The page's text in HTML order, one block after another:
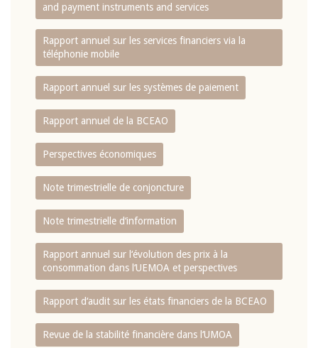
and payment instruments and services
Rapport annuel sur les services financiers via la
téléphonie mobile
Rapport annuel sur les systèmes de paiement
Rapport annuel de la BCEAO
Perspectives économiques
Note trimestrielle de conjoncture
Note trimestrielle d‘information
Rapport annuel sur l‘évolution des prix à la
consommation dans l‘UEMOA et perspectives
Rapport d‘audit sur les états financiers de la BCEAO
Revue de la stabilité financière dans l‘UMOA